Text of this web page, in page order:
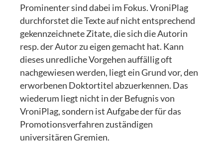
Prominenter sind dabei im Fokus. VroniPlag
durchforstet die Texte auf nicht entsprechend
gekennzeichnete Zitate, die sich die Autorin
resp. der Autor zu eigen gemacht hat. Kann
dieses unredliche Vorgehen auffällig oft
nachgewiesen werden, liegt ein Grund vor, den
erworbenen Doktortitel abzuerkennen. Das
wiederum liegt nicht in der Befugnis von
VroniPlag, sondern ist Aufgabe der für das
Promotionsverfahren zuständigen
universitären Gremien.